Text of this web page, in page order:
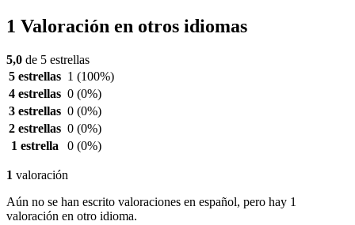
1 Valoración en otros idiomas
5,0 de 5 estrellas
5 estrellas 1 (100%)
4 estrellas 0 (0%)
3 estrellas 0 (0%)
2 estrellas 0 (0%)
1 estrella
0 (0%)
1 valoración
Aún no se han escrito valoraciones en español, pero hay 1
valoración en otro idioma.